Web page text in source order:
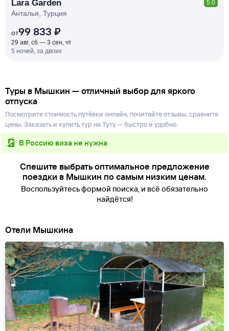
Lara Garden 5.0
Анталья, Турция
от99 833 ₽
29 авг, сб — 3 сен, чт
5 ночей, за двоих
Туры в Мышкин — отличный выбор для яркого
отпуска
Посмотрите стоимость путёвки онлайн, почитайте отзывы, сравните
цены. Заказать и купить тур на Туту — быстро и удобно.
в Россию виза не нужна
Спешите выбрать оптимальное предложение
поездки в Мышкин по самым низким ценам.
Воспользуйтесь формой поиска, и всё обязательно
найдётся!
Отели Мышкина